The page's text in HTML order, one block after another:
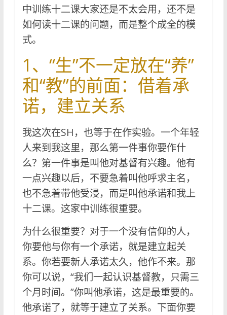
中训练十二课大家还是不太会用，还不是
如何读十二课的问题，而是整个成全的模
式。
1、“生”不一定放在“养”
和“教”的前面：借着承
诺，建立关系
我这次在SH，也等于在作实验。一个年轻
人来到我这里，那么第一件事你要作什
么？第一件事是叫他对基督有兴趣。他有
一点兴趣以后，不要急着叫他呼求主名，
也不急着带他受浸，而是叫他承诺和我上
十二课。这家中训练很重要。
为什么很重要？对于一个没有信仰的人，
你要他与你有一个承诺，就是建立起关
系。你若要新人承诺太久，他作不来。那
你可以说，“我们一起认识基督教，只需三
个月时间。”你叫他承诺，这是最重要的。
他承诺了，就等于建立了关系。下面你要